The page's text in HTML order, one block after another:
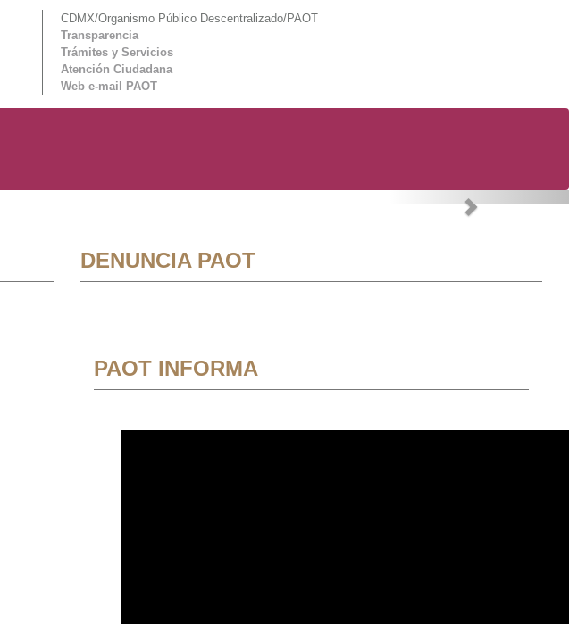
CDMX/Organismo Público Descentralizado/PAOT
Transparencia
Trámites y Servicios
Atención Ciudadana
Web e-mail PAOT
Next
DENUNCIA PAOT
PAOT INFORMA